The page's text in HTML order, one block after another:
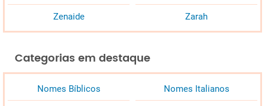
Zenaide Zarah
Categorias em destaque
Nomes Bíblicos Nomes Italianos